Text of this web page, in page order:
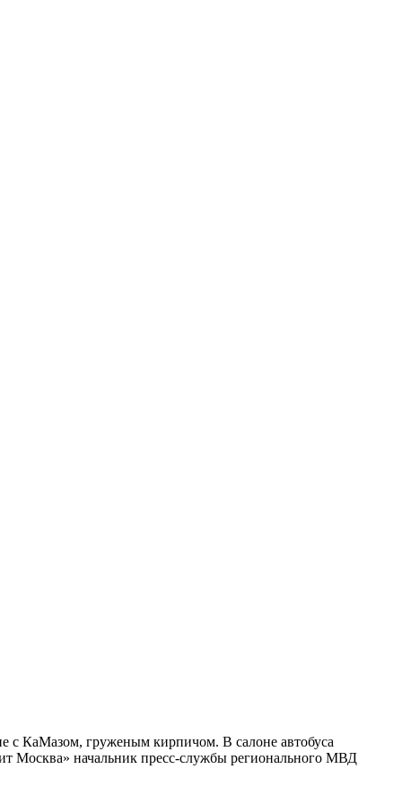
с КаМазом, груженым кирпичом. В салоне автобуса
Москва» начальник пресс-службы регионального МВД